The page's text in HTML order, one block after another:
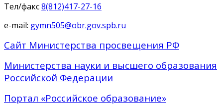
Тел/факс8(812)417-27-16
e-mail: gymn505@obr.gov.spb.ru
Сайт Министерства просвещения РФ
Министерства науки и высшего образования
Российской Федерации
Портал «Российское образование»